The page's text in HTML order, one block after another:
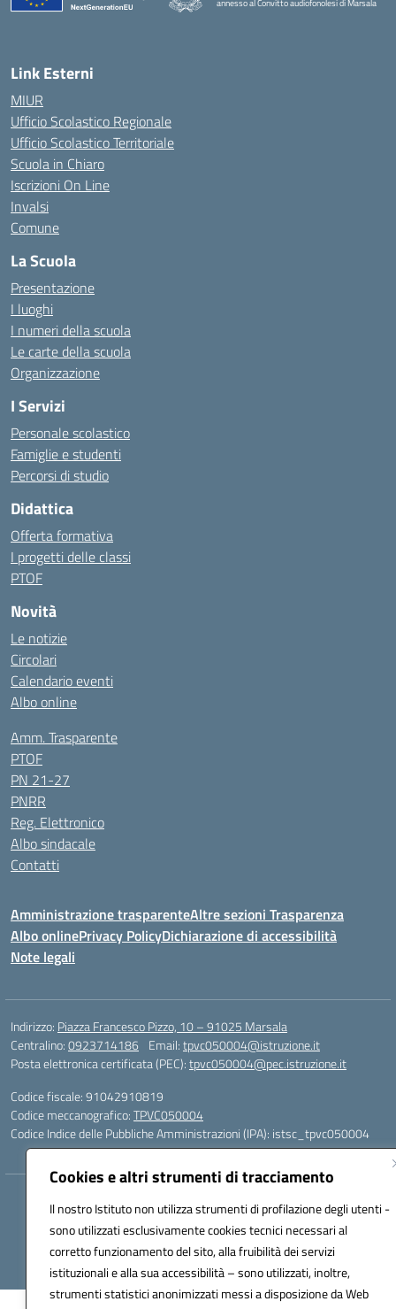
Cookies e altri strumenti di tracciamento
Il nostro Istituto non utilizza strumenti di profilazione degli utenti -
sono utilizzati esclusivamente cookies tecnici necessari al
corretto funzionamento del sito, alla fruibilità dei servizi
istituzionali e alla sua accessibilità – sono utilizzati, inoltre,
strumenti statistici anonimizzati messi a disposizione da Web
annesso al Convitto audiofonolesi di Marsala
Link Esterni
MIUR
Ufficio Scolastico Regionale
Ufficio Scolastico Territoriale
Scuola in Chiaro
Iscrizioni On Line
Invalsi
Comune
La Scuola
Presentazione
I luoghi
I numeri della scuola
Le carte della scuola
Organizzazione
I Servizi
Personale scolastico
Famiglie e studenti
Percorsi di studio
Didattica
Offerta formativa
I progetti delle classi
PTOF
Novità
Le notizie
Circolari
Calendario eventi
Albo online
Amm. Trasparente
PTOF
PN 21-27
PNRR
Reg. Elettronico
Albo sindacale
Contatti
Amministrazione trasparenteAltre sezioni Trasparenza
Albo onlinePrivacy PolicyDichiarazione di accessibilità
Note legali
Indirizzo: Piazza Francesco Pizzo, 10 – 91025 Marsala
Centralino:0923714186 Email:tpvc050004@istruzione.it
Posta elettronica certificata (PEC):tpvc050004@pec.istruzione.it
Codice fiscale: 91042910819
Codice meccanografico:TPVC050004
Codice Indice delle Pubbliche Amministrazioni (IPA): istsc_tpvc050004
Hosting & Powered by 3D Solution S.r.l.
Concept & Design by Designers Italia